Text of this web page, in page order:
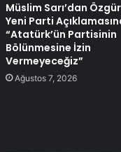
Müslim Sarı’dan
Yeni Parti
“Atatürk’ün Partisinin
Bölünmesine İzin
Vermeyeceğiz”
Ağustos 7, 2026